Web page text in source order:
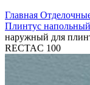
Главная
Плинтус напольный
наружный для
RECTAC 100